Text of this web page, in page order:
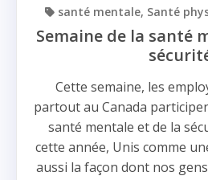
santé mentale Santé
Semaine de la santé
Cette semaine, les
partout au Canada
santé mentale et de la
cette année, Unis comme
aussi la façon dont nos